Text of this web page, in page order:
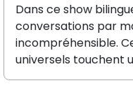
Dans ce show
conversations par
incompréhensible.
universels touchent